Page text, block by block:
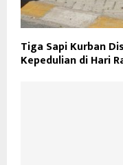
Tiga Sapi Kurban
Kepedulian di Hari